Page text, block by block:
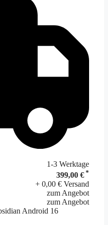
1-3 Werktage
399,00 € *
+ 0,00 € Versand
zum Angebot
zum Angebot
Android 16